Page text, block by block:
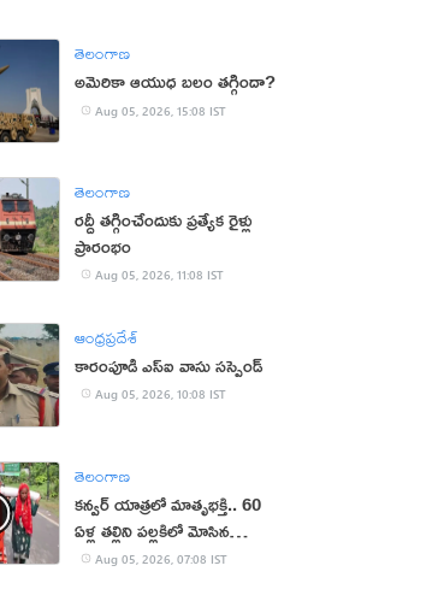
తెలంగాణ
అమెరికా ఆయుధ బలం తగ్గిందా?
Aug 05, 2026, 15:08 IST
తెలంగాణ
రద్దీ తగ్గించేందుకు ప్రత్యేక రైళ్లు
ప్రారంభం
Aug 05, 2026, 11:08 IST
ఆంధ్రప్రదేశ్
కారంపూడి ఎస్ఐ వాసు స‌స్పెండ్‌
Aug 05, 2026, 10:08 IST
తెలంగాణ
కన్వర్ యాత్రలో మాతృభక్తి.. 60
ఏళ్ల తల్లిని పల్లకిలో మోసిన
కొడుకు, కోడలు!
Aug 05, 2026, 07:08 IST